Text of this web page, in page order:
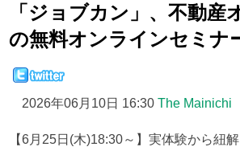
「ジョブカン」、不動産
の無料オンラインセミナ
2026年06月10日 16:30 The Mainichi
【6月25日(木)18:30～】実体験から紐